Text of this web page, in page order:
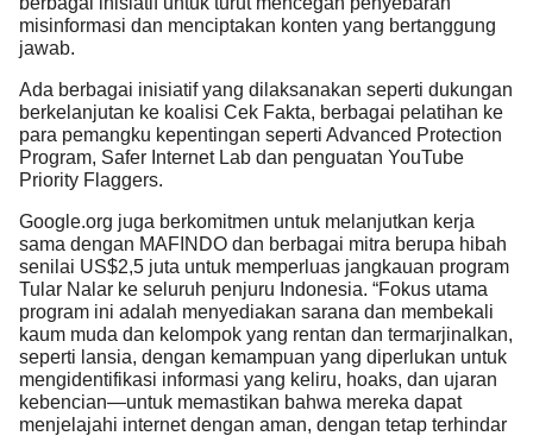
misinformasi dan menciptakan konten yang bertanggung
jawab.
Ada berbagai inisiatif yang dilaksanakan seperti dukungan
berkelanjutan ke koalisi Cek Fakta, berbagai pelatihan ke
para pemangku kepentingan seperti Advanced Protection
Program, Safer Internet Lab dan penguatan YouTube
Priority Flaggers.
Google.org juga berkomitmen untuk melanjutkan kerja
sama dengan MAFINDO dan berbagai mitra berupa hibah
senilai US$2,5 juta untuk memperluas jangkauan program
Tular Nalar ke seluruh penjuru Indonesia. “Fokus utama
program ini adalah menyediakan sarana dan membekali
kaum muda dan kelompok yang rentan dan termarjinalkan,
seperti lansia, dengan kemampuan yang diperlukan untuk
mengidentifikasi informasi yang keliru, hoaks, dan ujaran
kebencian—untuk memastikan bahwa mereka dapat
menjelajahi internet dengan aman, dengan tetap terhindar